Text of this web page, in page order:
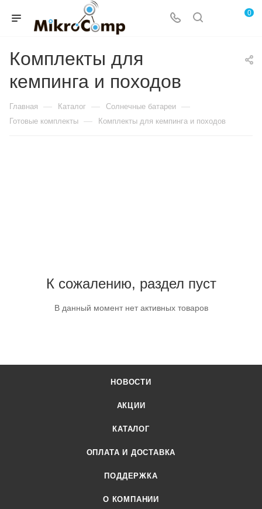
0
Комплекты для
кемпинга и походов
Главная — Каталог — Солнечные батареи —
Готовые комплекты — Комплекты для кемпинга и походов
К сожалению, раздел пуст
В данный момент нет активных товаров
НОВОСТИ
АКЦИИ
КАТАЛОГ
ОПЛАТА И ДОСТАВКА
ПОДДЕРЖКА
О КОМПАНИИ